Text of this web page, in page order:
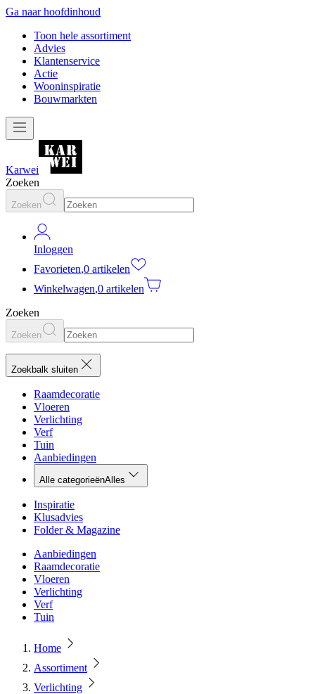
Ga naar hoofdinhoud
Toon hele assortiment
Advies
Klantenservice
Actie
Wooninspiratie
Bouwmarkten
Karwei
Zoeken
Zoeken
Inloggen
Favorieten,0 artikelen
Winkelwagen,0 artikelen
Zoeken
Zoeken
Zoekbalk sluiten
Raamdecoratie
Vloeren
Verlichting
Verf
Tuin
Aanbiedingen
Alle categorieënAlles
Inspiratie
Klusadvies
Folder & Magazine
Aanbiedingen
Raamdecoratie
Vloeren
Verlichting
Verf
Tuin
Home
Assortiment
Verlichting